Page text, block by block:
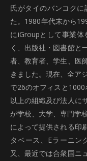
氏がタイのバンコク
た。1980年代末から
にiGroupとして事業
く、出版社・図書館と
者、教育者、学生、医
きました。現在、全ア
で26のオフィスと
以上の組織及び法人に
が学校、大学、専門学
によって提供される印
タベース、Eラーニン
又、最近では合衆国ニ